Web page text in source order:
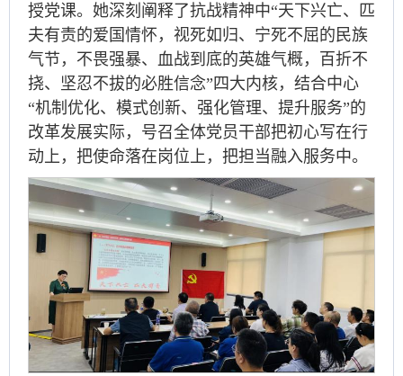
授党课。她深刻阐释了抗战精神中“天下兴亡、匹
夫有责的爱国情怀，视死如归、宁死不屈的民族
气节，不畏强暴、血战到底的英雄气概，百折不
挠、坚忍不拔的必胜信念”四大内核，结合中心
“机制优化、模式创新、强化管理、提升服务”的
改革发展实际，号召全体党员干部把初心写在行
动上，把使命落在岗位上，把担当融入服务中。